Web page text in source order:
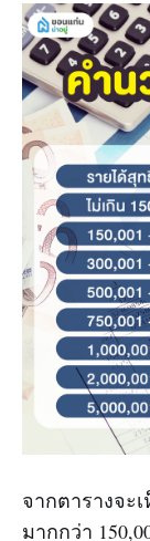
จากตารางจะ
มากกว่า